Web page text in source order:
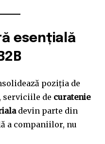
esențială
poziția de
serviciile de curatenie
devin parte din
a companiilor, nu